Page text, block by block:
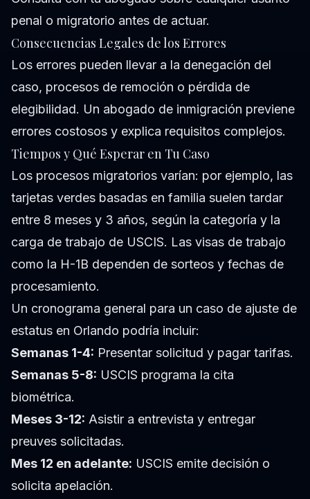
penal o migratorio antes de actuar.
Consecuencias Legales de los Errores
Los errores pueden llevar a la denegación del
caso, procesos de remoción o pérdida de
elegibilidad. Un abogado de inmigración previene
errores costosos y explica requisitos complejos.
Tiempos y Qué Esperar en Tu Caso
Los procesos migratorios varían: por ejemplo, las
tarjetas verdes basadas en familia suelen tardar
entre 8 meses y 3 años, según la categoría y la
carga de trabajo de USCIS. Las visas de trabajo
como la H-1B dependen de sorteos y fechas de
procesamiento.
Un cronograma general para un caso de ajuste de
estatus en Orlando podría incluir:
Semanas 1-4: Presentar solicitud y pagar tarifas.
Semanas 5-8: USCIS programa la cita
biométrica.
Meses 3-12: Asistir a entrevista y entregar
preuves solicitadas.
Mes 12 en adelante: USCIS emite decisión o
solicita apelación.